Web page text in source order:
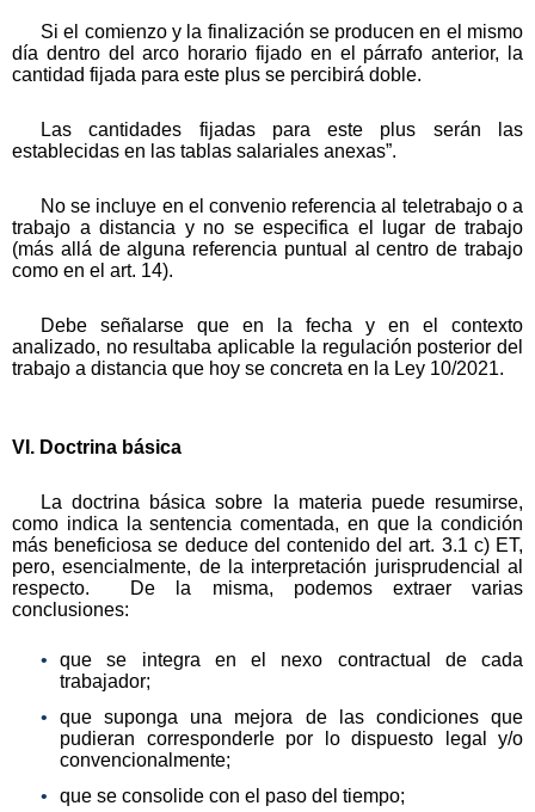
Si el comienzo y la finalización se producen en el mismo
día dentro del arco horario fijado en el párrafo anterior, la
cantidad fijada para este plus se percibirá doble.
Las cantidades fijadas para este plus serán las
establecidas en las tablas salariales anexas”.
No se incluye en el convenio referencia al teletrabajo o a
trabajo a distancia y no se especifica el lugar de trabajo
(más allá de alguna referencia puntual al centro de trabajo
como en el art. 14).
Debe señalarse que en la fecha y en el contexto
analizado, no resultaba aplicable la regulación posterior del
trabajo a distancia que hoy se concreta en la Ley 10/2021.
VI. Doctrina básica
La doctrina básica sobre la materia puede resumirse,
como indica la sentencia comentada, en que la condición
más beneficiosa se deduce del contenido del art. 3.1 c) ET,
pero, esencialmente, de la interpretación jurisprudencial al
respecto. De la misma, podemos extraer varias
conclusiones:
que se integra en el nexo contractual de cada
trabajador;
que suponga una mejora de las condiciones que
pudieran corresponderle por lo dispuesto legal y/o
convencionalmente;
que se consolide con el paso del tiempo;